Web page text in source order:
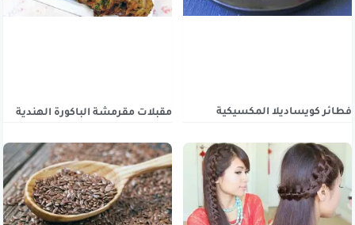
فطائر كويساديلا المكسيكية مقبلات مقرمشة الباكورة الهندية